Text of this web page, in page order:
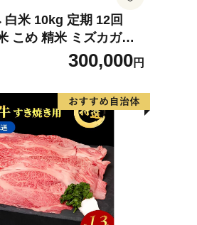
白米 10kg 定期 12回
こめ 精米 ミズカガミ
300,000円